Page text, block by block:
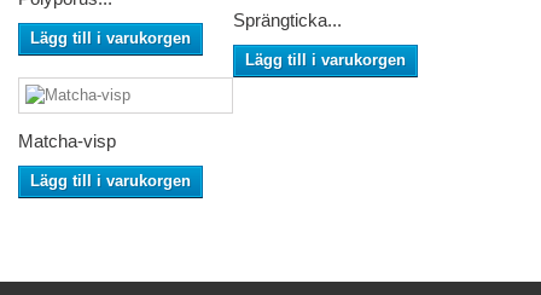
Lägg till i varukorgen
Sprängticka...
Lägg till i varukorgen
Matcha-visp
Lägg till i varukorgen